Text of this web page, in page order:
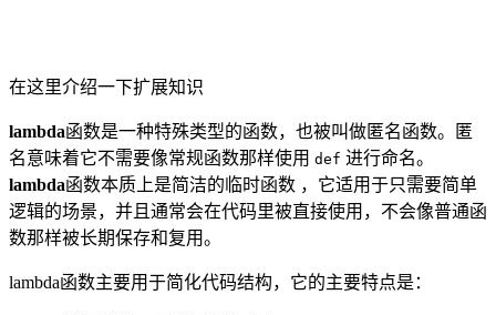
在这里介绍一下扩展知识
lambda函数是一种特殊类型的函数，也被叫做匿名函数。匿
名意味着它不需要像常规函数那样使用 def 进行命名。
lambda函数本质上是简洁的临时函数 ，它适用于只需要简单
逻辑的场景，并且通常会在代码里被直接使用，不会像普通函
数那样被长期保存和复用。
lambda函数主要用于简化代码结构，它的主要特点是：